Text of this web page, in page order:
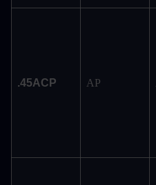
.45ACP AP